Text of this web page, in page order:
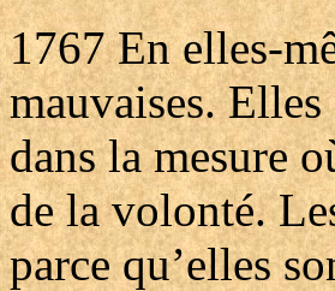
1767 En elles-
mauvaises.
dans la mesure
de la volonté.
parce qu’elles